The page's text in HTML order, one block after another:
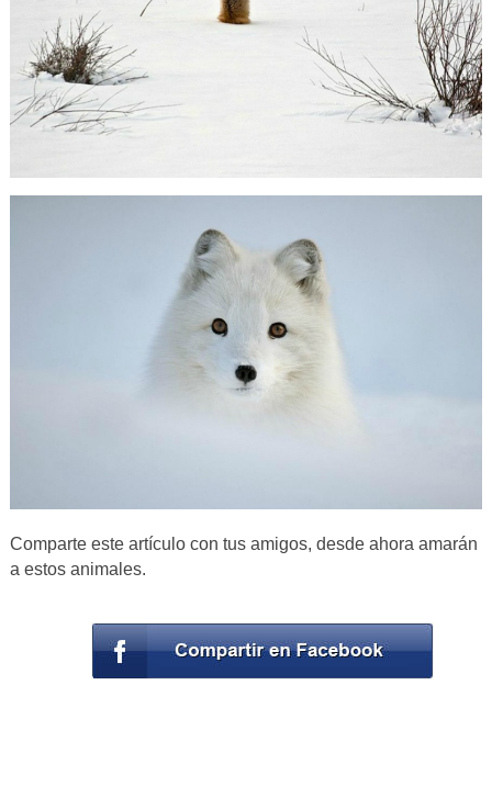
Comparte este artículo con tus amigos, desde ahora amarán
a estos animales.